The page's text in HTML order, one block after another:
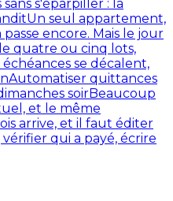
s'éparpiller : la
Un seul appartement,
encore. Mais le jour
quatre ou cinq lots,
se décalent,
Automatiser quittances
soirBeaucoup
et le même
arrive, et il faut éditer
qui a payé, écrire